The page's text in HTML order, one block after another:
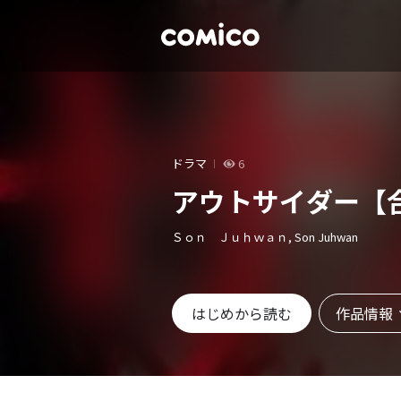
ドラマ 6
アウトサイダー【
Ｓｏｎ Ｊｕｈｗａｎ, Son Juhwan
はじめから読む 作品情報